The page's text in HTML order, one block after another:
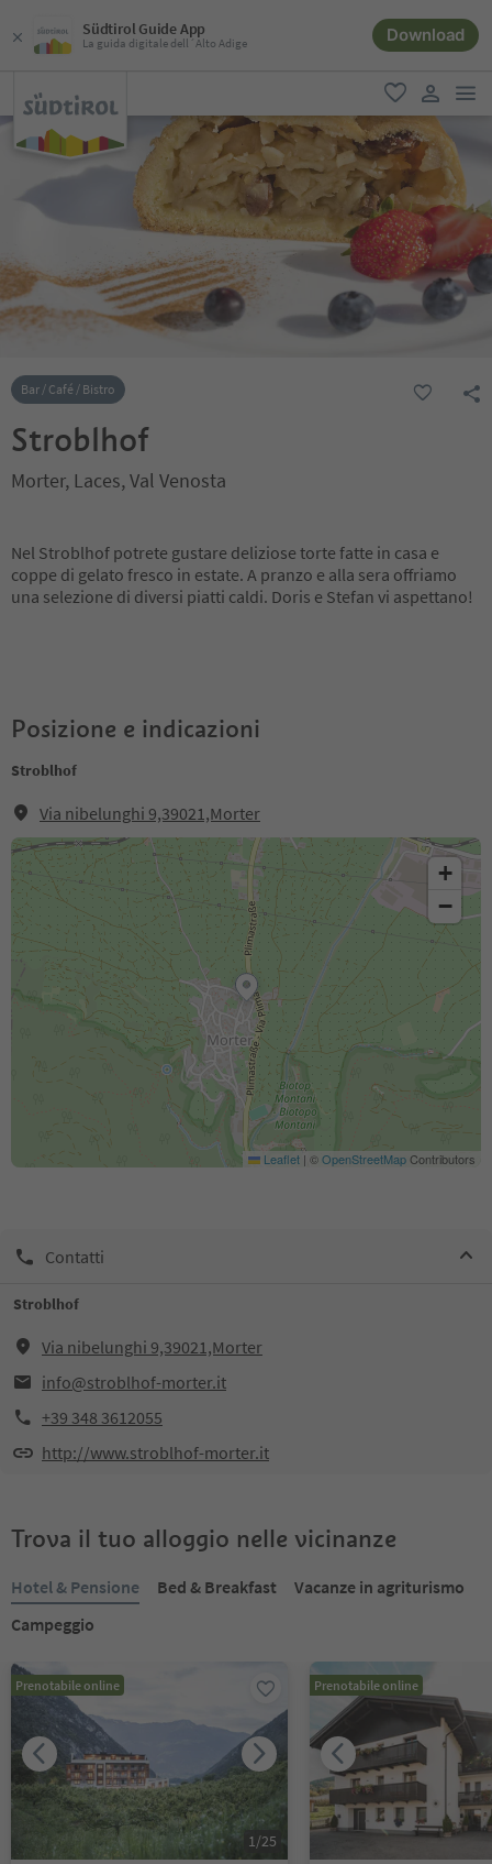
Südtirol Guide App
La guida digitale dell´Alto Adige Download
favoriti
user link
Bar / Café / Bistro
Stroblhof
Morter, Laces, Val Venosta
Nel Stroblhof potrete gustare deliziose torte fatte in casa e
coppe di gelato fresco in estate. A pranzo e alla sera offriamo
una selezione di diversi piatti caldi. Doris e Stefan vi aspettano!
Posizione e indicazioni
Stroblhof
Via nibelunghi 9,39021,Morter
+
−
Leaflet | ©OpenStreetMapContributors
Contatti
Stroblhof
Via nibelunghi 9,39021,Morter
info@stroblhof-morter.it
+39 348 3612055
http://www.stroblhof-morter.it
Trova il tuo alloggio nelle vicinanze
Hotel & Pensione Bed & Breakfast
Vacanze in agriturismo
Campeggio
Prenotabile online
1/25
Prenotabile online